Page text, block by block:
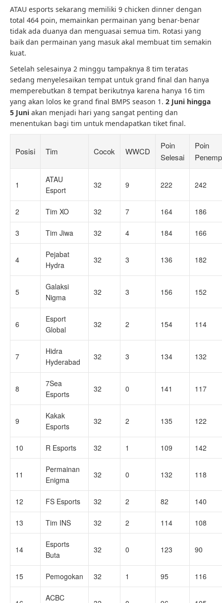
ATAU esports sekarang memiliki 9 chicken dinner dengan
total 464 poin, memainkan permainan yang benar-benar
tidak ada duanya dan menguasai semua tim. Rotasi yang
baik dan permainan yang masuk akal membuat tim semakin
kuat.
Setelah selesainya 2 minggu tampaknya 8 tim teratas
sedang menyelesaikan tempat untuk grand final dan hanya
memperebutkan 8 tempat berikutnya karena hanya 16 tim
yang akan lolos ke grand final BMPS season 1. 2 Juni hingga
5 Juni akan menjadi hari yang sangat penting dan
menentukan bagi tim untuk mendapatkan tiket final.
Posisi Tim Cocok WWCD
Poin
Selesai
Poin
1
ATAU
Esport
32 9 222 242
2 Tim XO 32 7 164 186
3 Tim Jiwa 32 4 184 166
4
Pejabat
Hydra
32 3 136 182
5
Galaksi
Nigma
32 3 156 152
6
Esport
Global
32 2 154 114
7
Hidra
Hyderabad
32 3 134 132
8
7Sea
Esports
32 0 141 117
9
Kakak
Esports
32 2 135 122
10 R Esports 32 1 109 142
11
Permainan
Enigma
32 0 132 118
12 FS Esports 32 2 82 140
13 Tim INS 32 2 114 108
14
Esports
Buta
32 0 123 90
15 Pemogokan 32 1 95 116
ACBC